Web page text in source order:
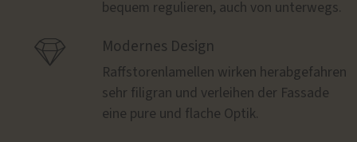
bequem regulieren, auch von unterwegs.
 Modernes Design
Raffstorenlamellen wirken herabgefahren
sehr filigran und verleihen der Fassade
eine pure und flache Optik.